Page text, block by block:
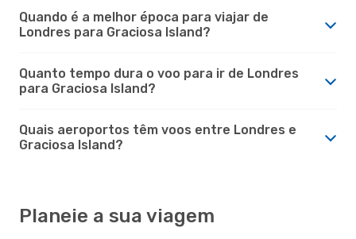
Quando é a melhor época para viajar de
Londres para Graciosa Island?
Quanto tempo dura o voo para ir de Londres
para Graciosa Island?
Quais aeroportos têm voos entre Londres e
Graciosa Island?
Planeie a sua viagem